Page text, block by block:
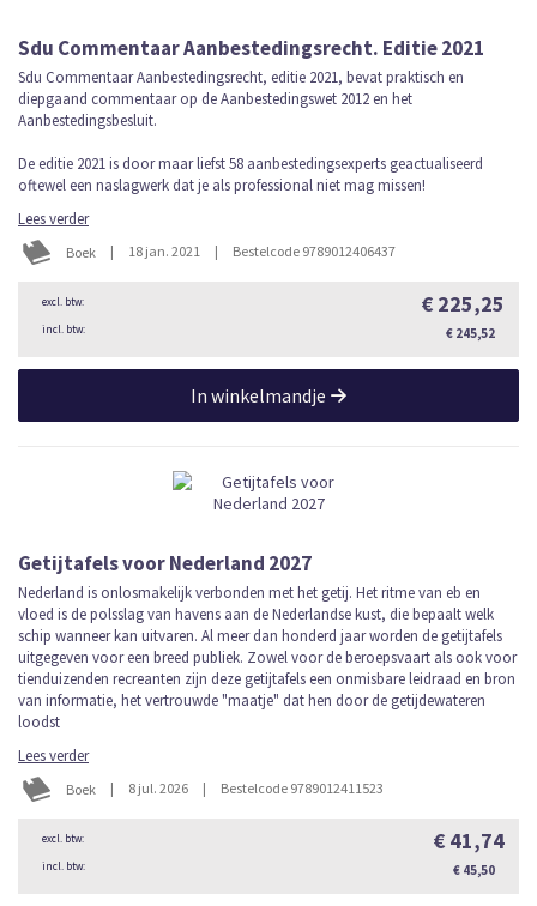
Sdu Commentaar Aanbestedingsrecht. Editie 2021
Sdu Commentaar Aanbestedingsrecht, editie 2021, bevat praktisch en
diepgaand commentaar op de Aanbestedingswet 2012 en het
Aanbestedingsbesluit.
De editie 2021 is door maar liefst 58 aanbestedingsexperts geactualiseerd
oftewel een naslagwerk dat je als professional niet mag missen!
Lees verder
Boek | 18 jan. 2021 | Bestelcode 9789012406437
€ 225,25
€ 245,52
In winkelmandje
Getijtafels voor Nederland 2027
Nederland is onlosmakelijk verbonden met het getij. Het ritme van eb en
vloed is de polsslag van havens aan de Nederlandse kust, die bepaalt welk
schip wanneer kan uitvaren. Al meer dan honderd jaar worden de getijtafels
uitgegeven voor een breed publiek. Zowel voor de beroepsvaart als ook voor
tienduizenden recreanten zijn deze getijtafels een onmisbare leidraad en bron
van informatie, het vertrouwde "maatje" dat hen door de getijdewateren
loodst
Lees verder
Boek | 8 jul. 2026 | Bestelcode 9789012411523
€ 41,74
€ 45,50